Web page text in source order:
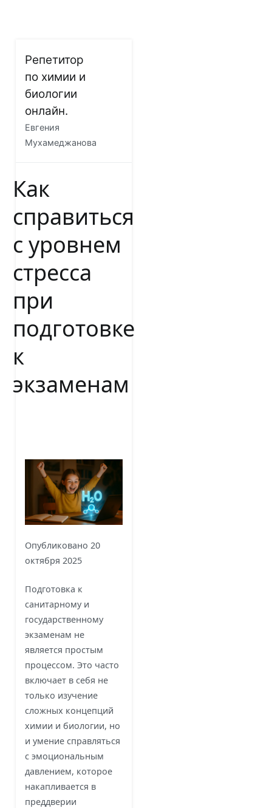
содержимому
Репетитор
по химии и
биологии
онлайн.
Евгения
Мухамеджанова
Как
справиться
с уровнем
стресса
при
подготовке
к
экзаменам
Опубликовано 20
октября 2025
Подготовка к
санитарному и
государственному
экзаменам не
является простым
процессом. Это часто
включает в себя не
только изучение
сложных концепций
химии и биологии, но
и умение справляться
с эмоциональным
давлением, которое
накапливается в
преддверии